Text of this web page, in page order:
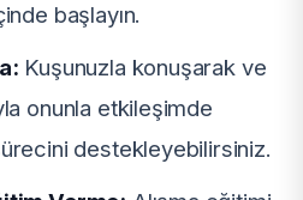
başlayın.
Kuşunuzla konuşarak ve
onunla etkileşimde
destekleyebilirsiniz.